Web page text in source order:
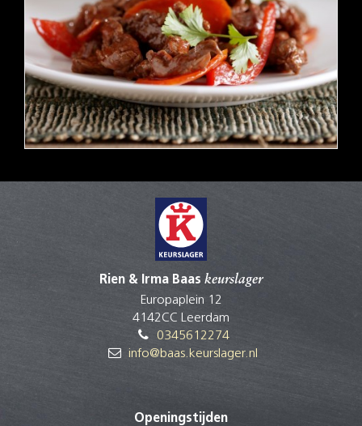
Rien & Irma Baas keurslager
Europaplein 12
4142CC Leerdam
0345612274
info@baas.keurslager.nl
Openingstijden